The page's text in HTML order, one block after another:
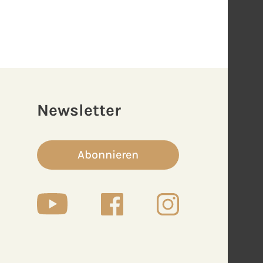
Newsletter
Abonnieren